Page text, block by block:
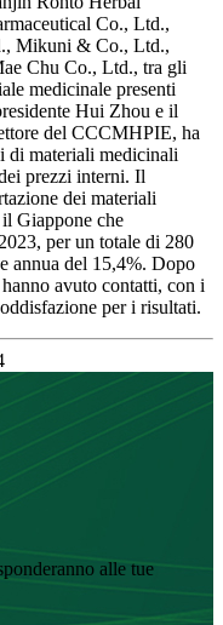
Co., Ltd.,
Mikuni & Co., Ltd.,
Chu Co., Ltd., tra gli
medicinale presenti
Hui Zhou e il
del CCCMHPIE, ha
di materiali medicinali
prezzi interni. Il
dei materiali
Giappone che
per un totale di 280
annua del 15,4%. Dopo
avuto contatti, con i
per i risultati.
alle tue